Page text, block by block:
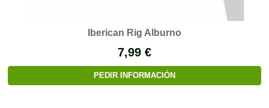
Iberican Rig Alburno
7,99 €
PEDIR INFORMACIÓN